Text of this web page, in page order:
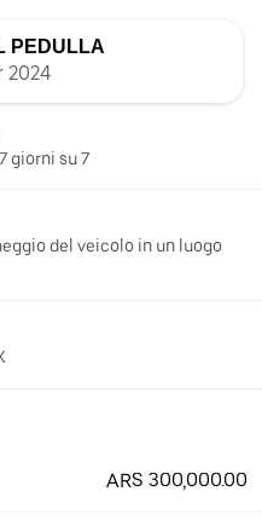
PEDULLA
2024
giorni su 7
del veicolo in un luogo
ARS 300,000.00